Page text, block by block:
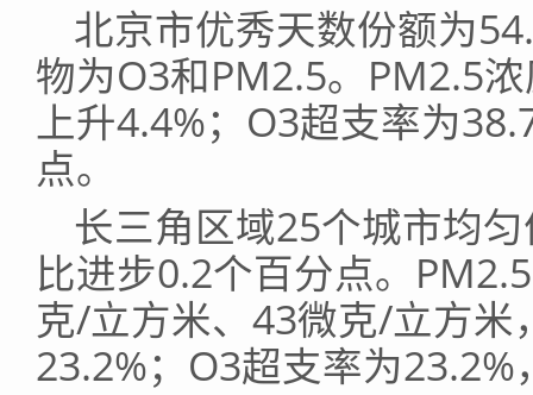
北京市优秀天数份额为
物为O3和PM2.5。PM2.5
上升4.4%；O3超支率为
点。
长三角区域25个城市均
比进步0.2个百分点。
克/立方米、43微克/立方米
23.2%；O3超支率为